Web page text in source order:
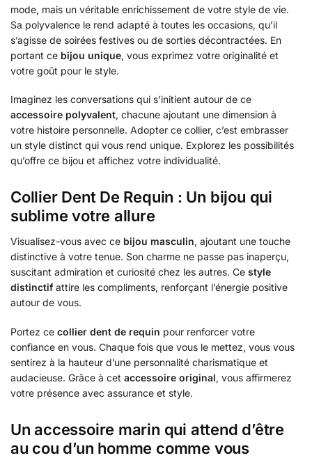
mode, mais un véritable enrichissement de votre style de vie.
Sa polyvalence le rend adapté à toutes les occasions, qu’il
s’agisse de soirées festives ou de sorties décontractées. En
portant ce bijou unique, vous exprimez votre originalité et
votre goût pour le style.
Imaginez les conversations qui s’initient autour de ce
accessoire polyvalent, chacune ajoutant une dimension à
votre histoire personnelle. Adopter ce collier, c’est embrasser
un style distinct qui vous rend unique. Explorez les possibilités
qu’offre ce bijou et affichez votre individualité.
Collier Dent De Requin : Un bijou qui
sublime votre allure
Visualisez-vous avec ce bijou masculin, ajoutant une touche
distinctive à votre tenue. Son charme ne passe pas inaperçu,
suscitant admiration et curiosité chez les autres. Ce style
distinctifattire les compliments, renforçant l’énergie positive
autour de vous.
Portez ce collier dent de requin pour renforcer votre
confiance en vous. Chaque fois que vous le mettez, vous vous
sentirez à la hauteur d’une personnalité charismatique et
audacieuse. Grâce à cet accessoire original, vous affirmerez
votre présence avec assurance et style.
Un accessoire marin qui attend d’être
au cou d’un homme comme vous